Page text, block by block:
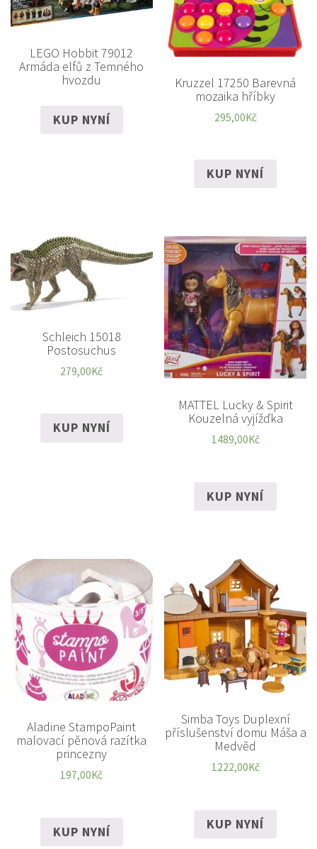
LEGO Hobbit 79012
Armáda elfů z Temného
hvozdu
KUP NYNÍ
Kruzzel 17250 Barevná
mozaika hříbky
295,00Kč
KUP NYNÍ
Schleich 15018
Postosuchus
279,00Kč
KUP NYNÍ
MATTEL Lucky & Spirit
Kouzelná vyjížďka
1489,00Kč
KUP NYNÍ
Aladine StampoPaint
malovací pěnová razítka
princezny
197,00Kč
KUP NYNÍ
Simba Toys Duplexní
příslušenství domu Máša a
Medvěd
1222,00Kč
KUP NYNÍ